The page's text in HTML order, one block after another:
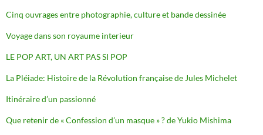
Cinq ouvrages entre photographie, culture et bande dessinée
Voyage dans son royaume interieur
LE POP ART, UN ART PAS SI POP
La Pléiade: Histoire de la Révolution française de Jules Michelet
Itinéraire d’un passionné
Que retenir de « Confession d’un masque » ? de Yukio Mishima